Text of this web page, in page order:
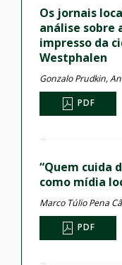
Os jornais
análise sobre
impresso da
Westphalen
Gonzalo Prudkin,
PDF
“Quem cuida
como mídia
Marco Túlio Pena
PDF